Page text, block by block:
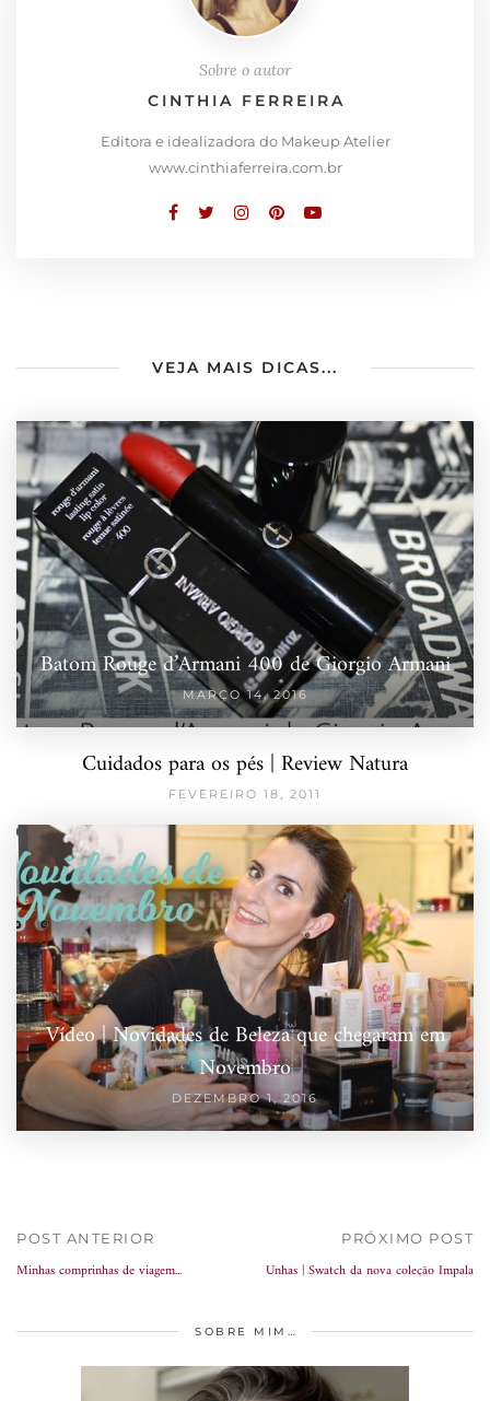
Sobre o autor
CINTHIA FERREIRA
Editora e idealizadora do Makeup Atelier
www.cinthiaferreira.com.br
VEJA MAIS DICAS...
Batom Rouge d’Armani 400 de Giorgio Armani
MARÇO 14, 2016
Cuidados para os pés | Review Natura
FEVEREIRO 18, 2011
Vídeo | Novidades de Beleza que chegaram em
Novembro
DEZEMBRO 1, 2016
POST ANTERIOR
Minhas comprinhas de viagem...
PRÓXIMO POST
Unhas | Swatch da nova coleção Impala
SOBRE MIM…